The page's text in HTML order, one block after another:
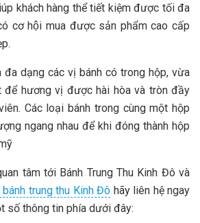
khách hàng thể tiết kiệm được tối đa
cơ hội mua được sản phẩm cao cấp
đa dạng các vị bánh có trong hộp, vừa
để hương vị được hài hòa và tròn đầy
Các loại bánh trong cùng một hộp
ngang nhau để khi đóng thành hộp
tâm tới Bánh Trung Thu Kinh Đô và
bánh trung thu Kinh Đô hãy liên hệ ngay
số thông tin phía dưới đây: